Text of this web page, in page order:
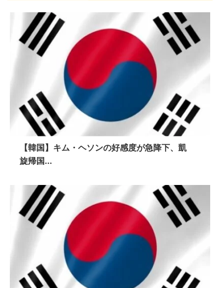
【韓国】キム・ヘソンの好感度が急降下、凱
旋帰国...